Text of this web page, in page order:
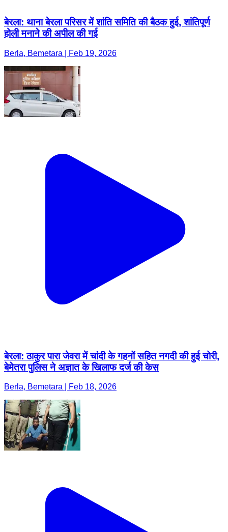
बेरला: थाना बेरला परिसर में शांति समिति की बैठक हुई, शांतिपूर्ण
होली मनाने की अपील की गई
Berla, Bemetara | Feb 19, 2026
बेरला: ठाकुर पारा जेवरा में चांदी के गहनों सहित नगदी की हुई चोरी,
बेमेतरा पुलिस ने अज्ञात के खिलाफ दर्ज की केस
Berla, Bemetara | Feb 18, 2026